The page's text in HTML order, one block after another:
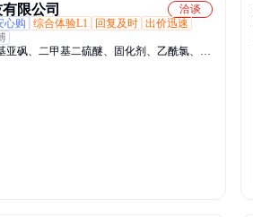
限公司
洽谈
心购 综合体验L1 回复及时 出价迅速
亚砜、二甲基二硫醚、固化剂、乙酰氯、氢
丙烯腈、正丙醇、水杨酸、甲酸钠、正丙
甲基硫醚、硬脂酸、石油醚、水合肼、氯乙
戊烷、苯乙烯、仲丁胺、叔丁醇